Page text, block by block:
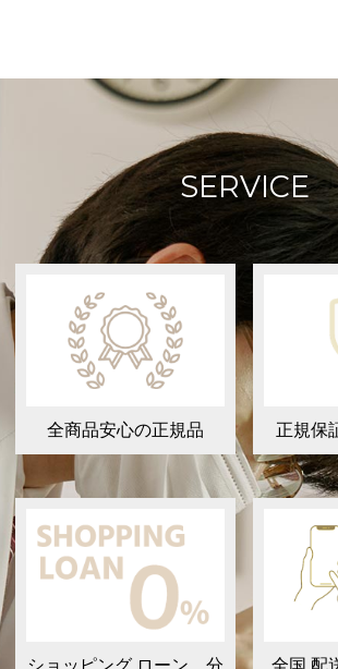
SERVICE
全商品安心の正規品 正規保
ショッピング ローン 分 全国 配